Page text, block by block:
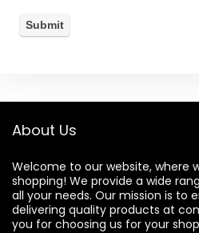
About Us
Welcome to our website, where
shopping! We provide a wide
all your needs. Our mission is to
delivering quality products at
you for choosing us for your